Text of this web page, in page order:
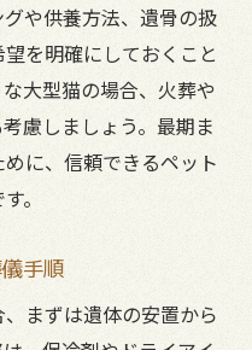
と選択基準について
るためにできること
い最期を迎える準備
心の整え方
の選択肢とは
アとサポート活用法
や供養方法、遺骨の扱
を明確にしておくこと
大型猫の場合、火葬や
慮しましょう。最期ま
に、信頼できるペット
。
手順
まずは遺体の安置から